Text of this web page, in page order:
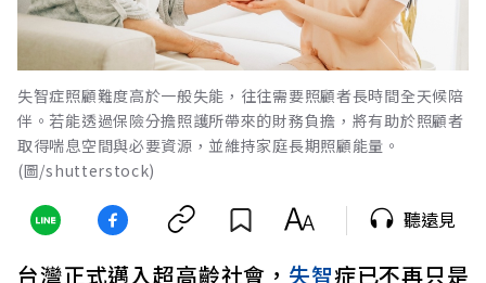
失智症照顧難度高於一般失能，往往需要照顧者長時間全天候陪
伴。若能透過保險分擔照護所帶來的財務負擔，將有助於照顧者
取得喘息空間與必要資源，並維持家庭長期照顧能量。
(圖/shutterstock)
聽遠見
台灣正式邁入超高齡社會， 失智症已不再只是